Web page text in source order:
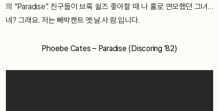
의 “Paradise”. 친구들이 브룩 쉴즈 좋아할 때 나 홀로 연모했던 그녀…
네? 그래요. 저는 빼박캔트 옛.날.사.람.입니다.
Phoebe Cates – Paradise (Discoring ’82)